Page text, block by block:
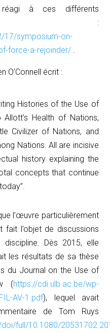
à ces différents
:
17/symposium-on-
force-a-rejoinder/ .
O’Connell écrit :
Histories of the Use of
Health of Nations,
Civilizer of Nations, and
Nations. All are incisive
history explaining the
concepts that continue
l’œuvre particulièrement
fait l’objet de discussions
Dès 2015, elle
les résultats de sa thèse
du Journal on the Use of
(https://cdi.ulb.ac.be/wp-
AV-1.pdf), lequel avait
de Tom Ruys
full/10.1080/